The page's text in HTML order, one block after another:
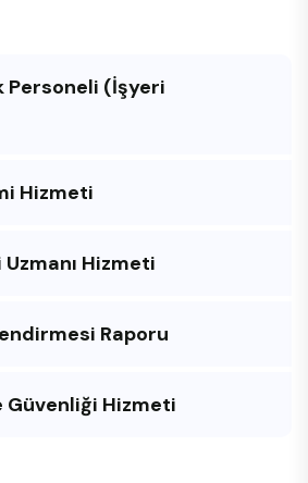
Personeli (İşyeri
Hizmeti
Hizmeti
Raporu
Güvenliği Hizmeti